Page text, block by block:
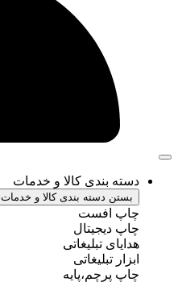
دسته بندی کالا و خدمات
بستن دسته بندی کالا و خدمات
چاپ افست
چاپ دیجیتال
هدایای تبلیغاتی
ابزار تبلیغاتی
چاپ پرچم،پایه